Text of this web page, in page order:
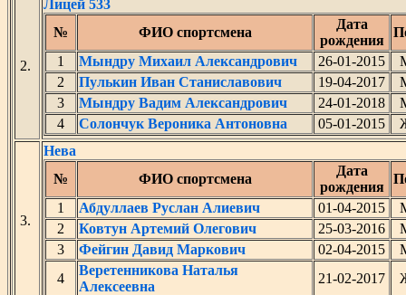
2.
Лицей 533
№
ФИО спортсмена
Дата
рождения
1
Мындру Михаил Александрович 26-01-2015
2
Пулькин Иван Станиславович 19-04-2017
3
Мындру Вадим Александрович 24-01-2018
4
Солончук Вероника Антоновна 05-01-2015
3.
Нева
№
ФИО спортсмена
Дата
рождения
1
Абдуллаев Руслан Алиевич 01-04-2015
2
Ковтун Артемий Олегович 25-03-2016
3
Фейгин Давид Маркович 02-04-2015
4
Веретенникова Наталья
Алексеевна
21-02-2017